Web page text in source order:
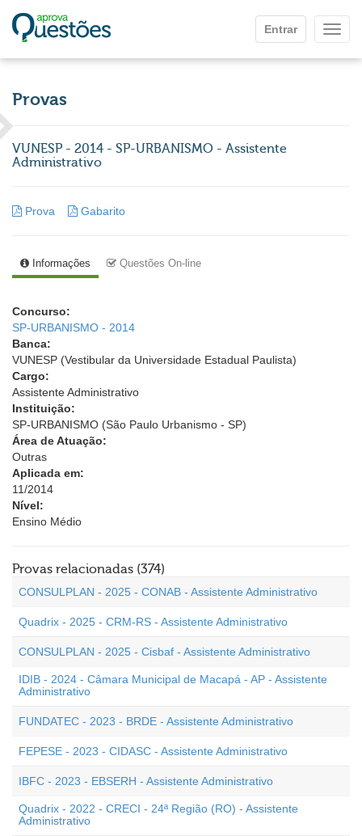
Entrar
Provas
VUNESP - 2014 - SP-URBANISMO - Assistente
Administrativo
Prova Gabarito
Informações Questões On-line
Concurso:
SP-URBANISMO - 2014
Banca:
VUNESP (Vestibular da Universidade Estadual Paulista)
Cargo:
Assistente Administrativo
Instituição:
SP-URBANISMO (São Paulo Urbanismo - SP)
Área de Atuação:
Outras
Aplicada em:
11/2014
Nível:
Ensino Médio
Provas relacionadas (374)
CONSULPLAN - 2025 - CONAB - Assistente Administrativo
Quadrix - 2025 - CRM-RS - Assistente Administrativo
CONSULPLAN - 2025 - Cisbaf - Assistente Administrativo
IDIB - 2024 - Câmara Municipal de Macapá - AP - Assistente
Administrativo
FUNDATEC - 2023 - BRDE - Assistente Administrativo
FEPESE - 2023 - CIDASC - Assistente Administrativo
IBFC - 2023 - EBSERH - Assistente Administrativo
Quadrix - 2022 - CRECI - 24ª Região (RO) - Assistente
Administrativo